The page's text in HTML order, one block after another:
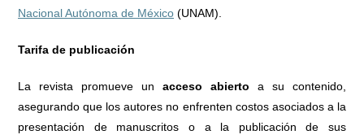
Nacional Autónoma de México (UNAM).
Tarifa de publicación
La revista promueve un acceso abierto a su contenido,
asegurando que los autores no enfrenten costos asociados a la
presentación de manuscritos o a la publicación de sus